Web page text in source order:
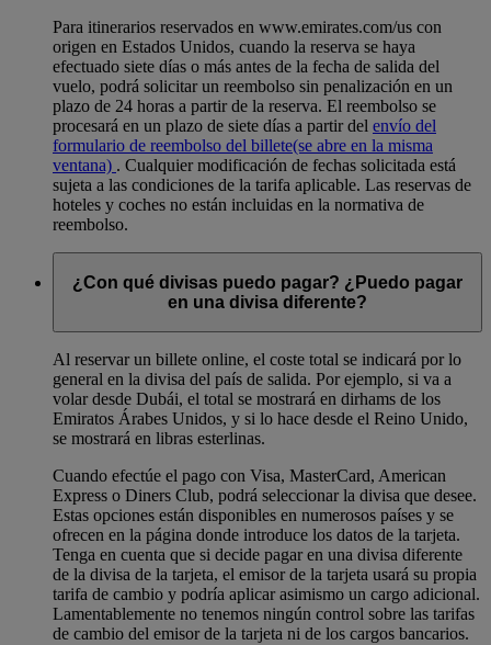
Para itinerarios reservados en www.emirates.com/us con
origen en Estados Unidos, cuando la reserva se haya
efectuado siete días o más antes de la fecha de salida del
vuelo, podrá solicitar un reembolso sin penalización en un
plazo de 24 horas a partir de la reserva. El reembolso se
procesará en un plazo de siete días a partir del envío del
formulario de reembolso del billete(se abre en la misma
ventana) . Cualquier modificación de fechas solicitada está
sujeta a las condiciones de la tarifa aplicable. Las reservas de
hoteles y coches no están incluidas en la normativa de
reembolso.
¿Con qué divisas puedo pagar? ¿Puedo pagar
en una divisa diferente?
Al reservar un billete online, el coste total se indicará por lo
general en la divisa del país de salida. Por ejemplo, si va a
volar desde Dubái, el total se mostrará en dirhams de los
Emiratos Árabes Unidos, y si lo hace desde el Reino Unido,
se mostrará en libras esterlinas.
Cuando efectúe el pago con Visa, MasterCard, American
Express o Diners Club, podrá seleccionar la divisa que desee.
Estas opciones están disponibles en numerosos países y se
ofrecen en la página donde introduce los datos de la tarjeta.
Tenga en cuenta que si decide pagar en una divisa diferente
de la divisa de la tarjeta, el emisor de la tarjeta usará su propia
tarifa de cambio y podría aplicar asimismo un cargo adicional.
Lamentablemente no tenemos ningún control sobre las tarifas
de cambio del emisor de la tarjeta ni de los cargos bancarios.